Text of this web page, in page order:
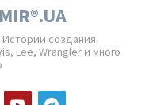
создания
Lee, Wrangler и много